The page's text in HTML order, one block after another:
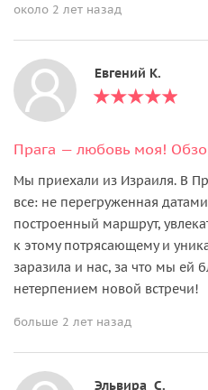
около 2 лет назад
Евгений К.
Прага — любовь моя!
Мы приехали из Израиля. В
все: не перегруженная
построенный маршрут,
к этому потрясающему и
заразила и нас, за что мы ей
нетерпением новой встречи!
больше 2 лет назад
Эльвира С.